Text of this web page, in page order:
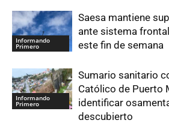
Informando
Primero
Saesa mantiene
ante sistema
este fin de semana
Informando
Primero
Sumario sanitario
Católico de Puerto
identificar
descubierto